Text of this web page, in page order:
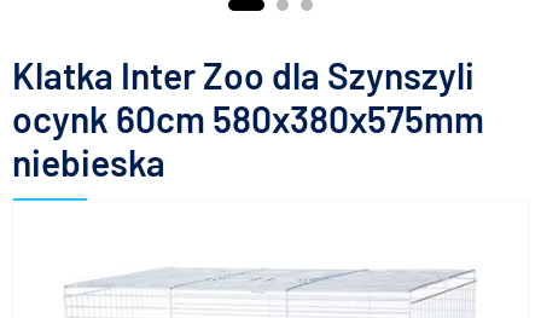
Klatka Inter Zoo dla Szynszyli
ocynk 60cm 580x380x575mm
niebieska